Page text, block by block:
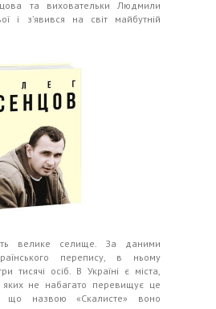
та виховательки Людмили
і з’явився на світ майбутній
велике селище. За даними
перепису, в ньому
тисячі осіб. В Україні є міста,
яких не набагато перевищує це
що назвою «Скалисте» воно